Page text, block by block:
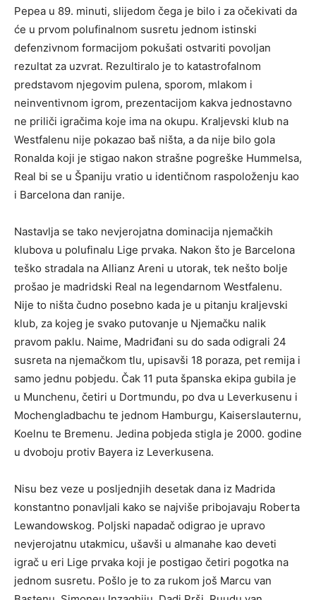
Pepea u 89. minuti, slijedom čega je bilo i za očekivati da
će u prvom polufinalnom susretu jednom istinski
defenzivnom formacijom pokušati ostvariti povoljan
rezultat za uzvrat. Rezultiralo je to katastrofalnom
predstavom njegovim pulena, sporom, mlakom i
neinventivnom igrom, prezentacijom kakva jednostavno
ne priliči igračima koje ima na okupu. Kraljevski klub na
Westfalenu nije pokazao baš ništa, a da nije bilo gola
Ronalda koji je stigao nakon strašne pogreške Hummelsa,
Real bi se u Španiju vratio u identičnom raspoloženju kao
i Barcelona dan ranije.
Nastavlja se tako nevjerojatna dominacija njemačkih
klubova u polufinalu Lige prvaka. Nakon što je Barcelona
teško stradala na Allianz Areni u utorak, tek nešto bolje
prošao je madridski Real na legendarnom Westfalenu.
Nije to ništa čudno posebno kada je u pitanju kraljevski
klub, za kojeg je svako putovanje u Njemačku nalik
pravom paklu. Naime, Madriđani su do sada odigrali 24
susreta na njemačkom tlu, upisavši 18 poraza, pet remija i
samo jednu pobjedu. Čak 11 puta španska ekipa gubila je
u Munchenu, četiri u Dortmundu, po dva u Leverkusenu i
Mochengladbachu te jednom Hamburgu, Kaiserslauternu,
Koelnu te Bremenu. Jedina pobjeda stigla je 2000. godine
u dvoboju protiv Bayera iz Leverkusena.
Nisu bez veze u posljednjih desetak dana iz Madrida
konstantno ponavljali kako se najviše pribojavaju Roberta
Lewandowskog. Poljski napadač odigrao je upravo
nevjerojatnu utakmicu, ušavši u almanahe kao deveti
igrač u eri Lige prvaka koji je postigao četiri pogotka na
jednom susretu. Pošlo je to za rukom još Marcu van